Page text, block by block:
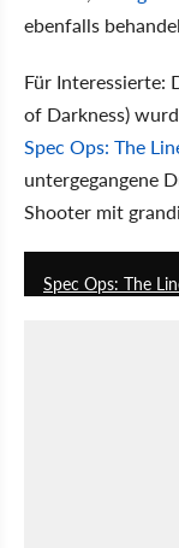
ebenfalls
Für Interessierte:
of Darkness)
Spec Ops: The
untergegangene
Shooter mit
Spec Ops: The